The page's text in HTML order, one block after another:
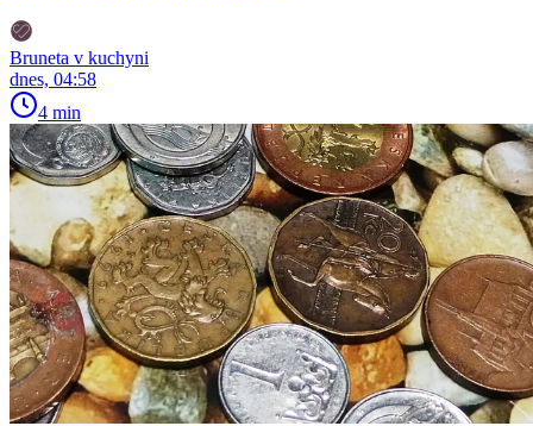
Bruneta v kuchyni
dnes, 04:58
4 min